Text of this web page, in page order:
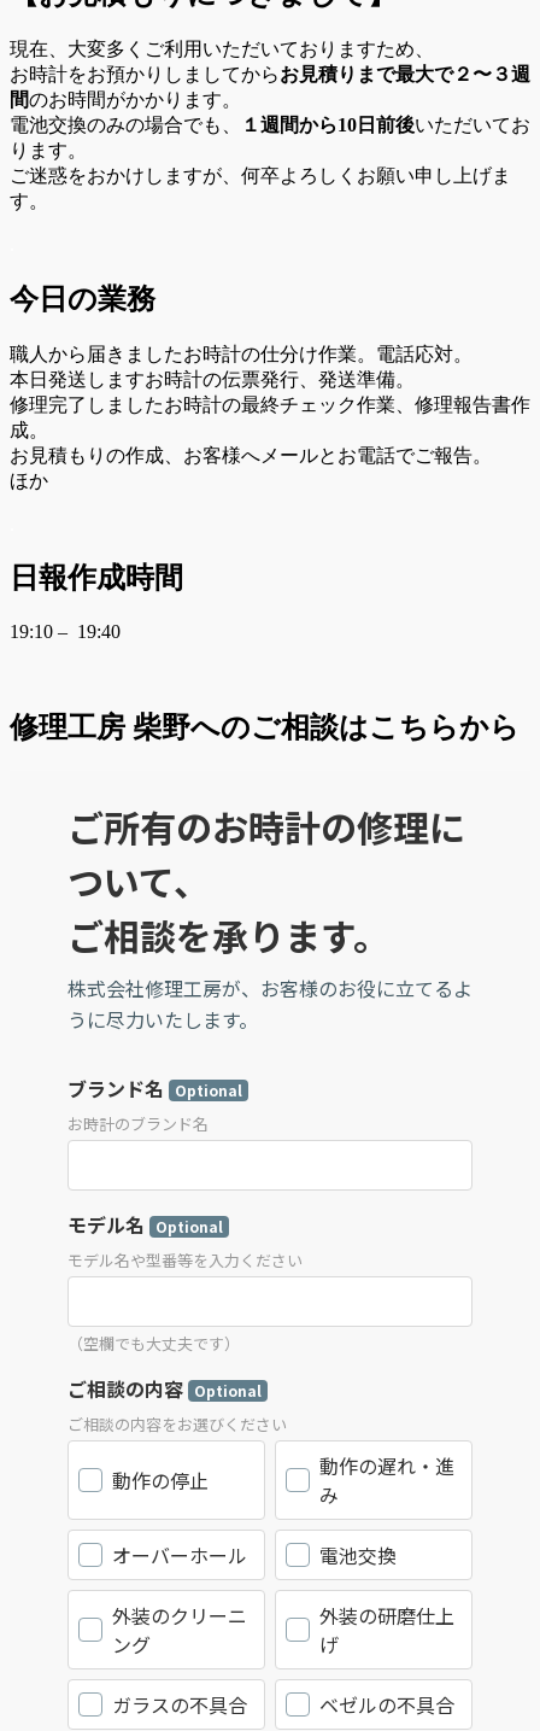
現在、大変多くご利用いただいておりますため、
お時計をお預かりしましてからお見積りまで最大で２〜３週
間のお時間がかかります。
電池交換のみの場合でも、
１週間から10日前後いただいてお
ります。
ご迷惑をおかけしますが、何卒よろしくお願い申し上げま
す。
今日の業務
職人から届きましたお時計の仕分け作業。電話応対。
本日発送しますお時計の伝票発行、発送準備。
修理完了しましたお時計の最終チェック作業、修理報告書作
成。
お見積もりの作成、お客様へメールとお電話でご報告。
ほか
日報作成時間
19:10 – 19:40
修理工房 柴野へのご相談はこちらから